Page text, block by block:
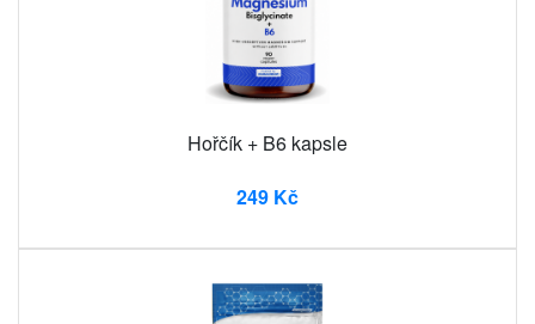
Hořčík + B6 kapsle
249 Kč